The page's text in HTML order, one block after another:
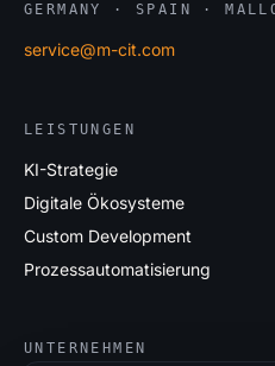
GERMANY · SPAIN ·
service@m-cit.com
LEISTUNGEN
KI-Strategie
Digitale Ökosysteme
Custom Development
Prozessautomatisierung
UNTERNEHMEN